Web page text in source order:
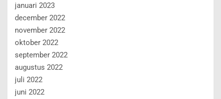
januari 2023
december 2022
november 2022
oktober 2022
september 2022
augustus 2022
juli 2022
juni 2022